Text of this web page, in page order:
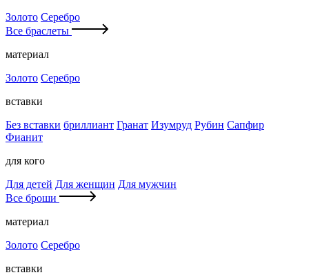
Золото Серебро
Все браслеты
материал
Золото Серебро
вставки
Без вставки бриллиант Гранат Изумруд Рубин Сапфир
Фианит
для кого
Для детей Для женщин Для мужчин
Все броши
материал
Золото Серебро
вставки